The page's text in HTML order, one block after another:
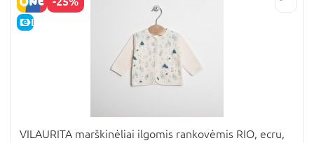
E-KAINA
VILAURITA marškinėliai ilgomis rankovėmis RIO, ecru,